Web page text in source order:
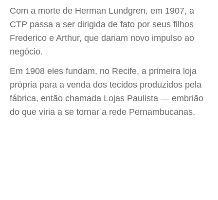
Com a morte de Herman Lundgren, em 1907, a
CTP passa a ser dirigida de fato por seus filhos
Frederico e Arthur, que dariam novo impulso ao
negócio.
Em 1908 eles fundam, no Recife, a primeira loja
própria para a venda dos tecidos produzidos pela
fábrica, então chamada Lojas Paulista — embrião
do que viria a se tornar a rede Pernambucanas.